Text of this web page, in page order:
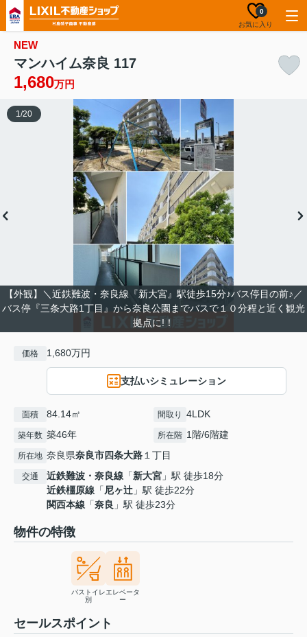
お気に入り
0
NEW
マンハイム奈良 117
1,680万円
【外観】＼近鉄難波・奈良線『新大宮』駅徒歩15分♪バス停目の前♪／
バス停『三条大路1丁目』から奈良公園までバスで１０分程と近く観光
拠点に!！
1/20
価格 1,680万円
支払いシミュレーション
面積 84.14㎡ 間取り 4LDK
築年数 築46年 所在階 1階/6階建
所在地 奈良県奈良市四条大路１丁目
交通 近鉄難波・奈良線 「新大宮 」駅 徒歩18分
近鉄橿原線 「尼ヶ辻 」駅 徒歩22分
関西本線 「奈良 」駅 徒歩23分
物件の特徴
バストイレ
別
エレベータ
ー
セールスポイント